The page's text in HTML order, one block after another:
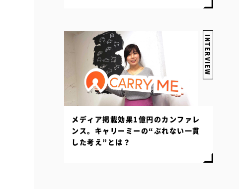
INTERVIEW
メディア掲載効果1億円のカンファレ
ンス。キャリーミーの“ぶれない一貫
した考え”とは？